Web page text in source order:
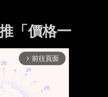
「價格一
arrow_forward_ios 前往頁面